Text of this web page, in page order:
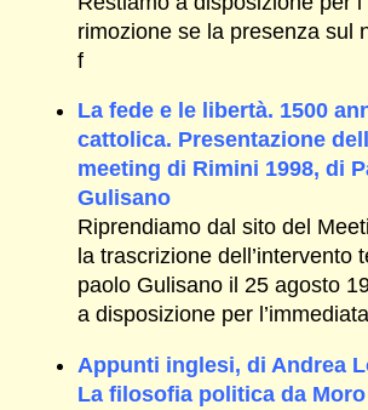
rimozione se la presenza sul
f
La fede e le libertà. 1500
cattolica. Presentazione
meeting di Rimini 1998, di
Gulisano
Riprendiamo dal sito del
la trascrizione dell’intervento
paolo Gulisano il 25 agosto
a disposizione per
Appunti inglesi, di Andrea
La filosofia politica da